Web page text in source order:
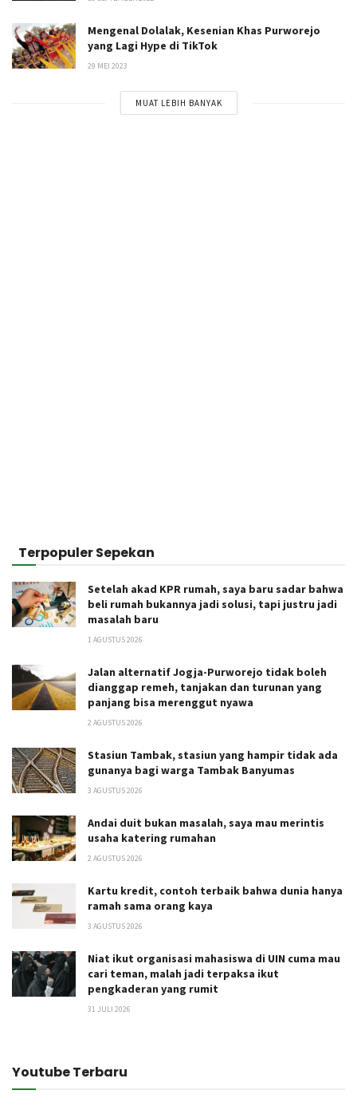
Mengenal Dolalak, Kesenian Khas Purworejo
yang Lagi Hype di TikTok
29 MEI 2023
MUAT LEBIH BANYAK
Terpopuler Sepekan
Setelah akad KPR rumah, saya baru sadar bahwa
beli rumah bukannya jadi solusi, tapi justru jadi
masalah baru
1 AGUSTUS 2026
Jalan alternatif Jogja-Purworejo tidak boleh
dianggap remeh, tanjakan dan turunan yang
panjang bisa merenggut nyawa
2 AGUSTUS 2026
Stasiun Tambak, stasiun yang hampir tidak ada
gunanya bagi warga Tambak Banyumas
3 AGUSTUS 2026
Andai duit bukan masalah, saya mau merintis
usaha katering rumahan
2 AGUSTUS 2026
Kartu kredit, contoh terbaik bahwa dunia hanya
ramah sama orang kaya
3 AGUSTUS 2026
Niat ikut organisasi mahasiswa di UIN cuma mau
cari teman, malah jadi terpaksa ikut
pengkaderan yang rumit
31 JULI 2026
Youtube Terbaru